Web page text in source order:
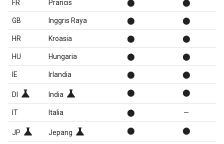
FR Prancis ⬤ ⬤
GB Inggris Raya ⬤ ⬤
HR Kroasia ⬤ ⬤
HU Hungaria ⬤ ⬤
IE Irlandia ⬤ ⬤
DI science India science ⬤ ⬤
IT Italia ⬤ —
JP science Jepang science ⬤ ⬤